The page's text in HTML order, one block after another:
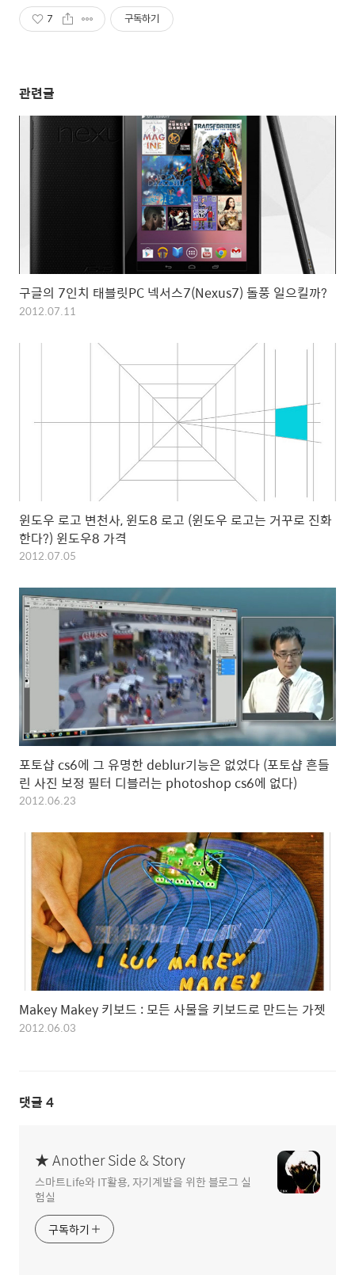
7 구독하기
관련글
구글의 7인치 태블릿PC 넥서스7(Nexus7) 돌풍 일으킬까?
2012.07.11
윈도우 로고 변천사, 윈도8 로고 (윈도우 로고는 거꾸로 진화
한다?) 윈도우8 가격
2012.07.05
포토샵 cs6에 그 유명한 deblur기능은 없었다 (포토샵 흔들
린 사진 보정 필터 디블러는 photoshop cs6에 없다)
2012.06.23
Makey Makey 키보드 : 모든 사물을 키보드로 만드는 가젯
2012.06.03
댓글 4
★ Another Side & Story
스마트Life와 IT활용, 자기계발을 위한 블로그 실
험실
구독하기